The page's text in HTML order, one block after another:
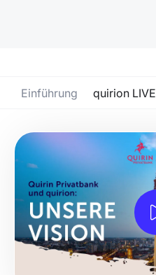
Einführung quirion LIVE